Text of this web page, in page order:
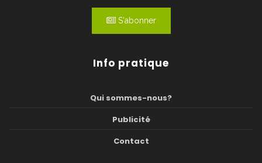
S'abonner
Info pratique
Qui sommes-nous?
Publicité
Contact